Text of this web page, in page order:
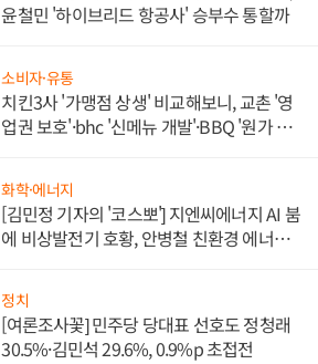
윤철민 '하이브리드 항공사' 승부수 통할까
소비자·유통
치킨3사 '가맹점 상생' 비교해보니, 교촌 '영
업권 보호'·bhc '신메뉴 개발'·BBQ '원가 부
화학·에너지
[김민정 기자의 '코스뽀'] 지엔씨에너지 AI 붐
에 비상발전기 호황, 안병철 친환경 에너지
정치
[여론조사꽃] 민주당 당대표 선호도 정청래
30.5%·김민석 29.6%, 0.9%p 초접전